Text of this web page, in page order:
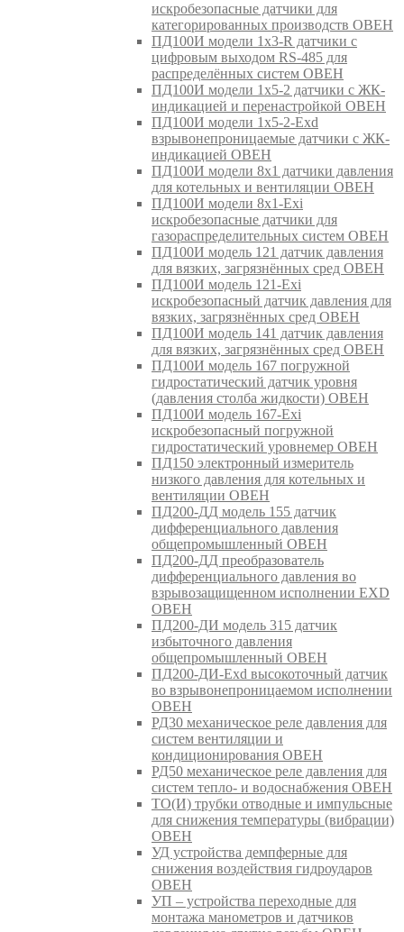
искробезопасные датчики для
категорированных производств ОВЕН
ПД100И модели 1х3-R датчики с
цифровым выходом RS-485 для
распределённых систем ОВЕН
ПД100И модели 1х5-2 датчики с ЖК-
индикацией и перенастройкой ОВЕН
ПД100И модели 1х5-2-Exd
взрывонепроницаемые датчики с ЖК-
индикацией ОВЕН
ПД100И модели 8х1 датчики давления
для котельных и вентиляции ОВЕН
ПД100И модели 8х1-Exi
искробезопасные датчики для
газораспределительных систем ОВЕН
ПД100И модель 121 датчик давления
для вязких, загрязнённых сред ОВЕН
ПД100И модель 121-Exi
искробезопасный датчик давления для
вязких, загрязнённых сред ОВЕН
ПД100И модель 141 датчик давления
для вязких, загрязнённых сред ОВЕН
ПД100И модель 167 погружной
гидростатический датчик уровня
(давления столба жидкости) ОВЕН
ПД100И модель 167-Exi
искробезопасный погружной
гидростатический уровнемер ОВЕН
ПД150 электронный измеритель
низкого давления для котельных и
вентиляции ОВЕН
ПД200-ДД модель 155 датчик
дифференциального давления
общепромышленный ОВЕН
ПД200-ДД преобразователь
дифференциального давления во
взрывозащищенном исполнении EXD
ОВЕН
ПД200-ДИ модель 315 датчик
избыточного давления
общепромышленный ОВЕН
ПД200-ДИ-Exd высокоточный датчик
во взрывонепроницаемом исполнении
ОВЕН
РД30 механическое реле давления для
систем вентиляции и
кондиционирования ОВЕН
РД50 механическое реле давления для
систем тепло- и водоснабжения ОВЕН
ТО(И) трубки отводные и импульсные
для снижения температуры (вибрации)
ОВЕН
УД устройства демпферные для
снижения воздействия гидроударов
ОВЕН
УП – устройства переходные для
монтажа манометров и датчиков